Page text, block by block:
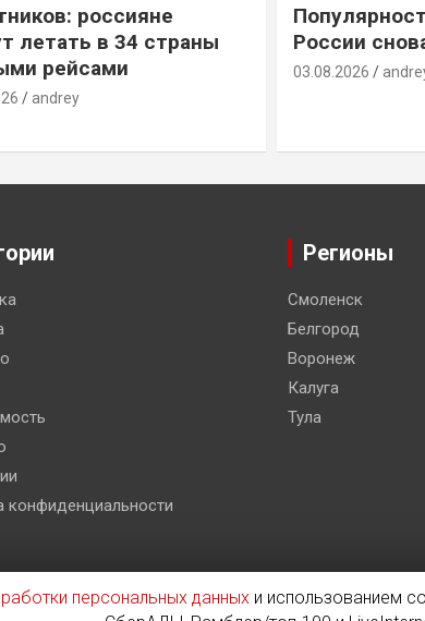
россияне
летать в 34 страны
рейсами
andrey
России
03.08.2026
конфиденциальности
Регионы
Смоленск
Белгород
Воронеж
Калуга
Тула
персональных данныхи использованием